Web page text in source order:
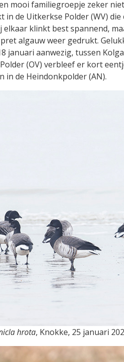
mooi familiegroepje zeker
in de Uitkerkse Polder (WV)
elkaar klinkt best spannend,
algauw weer gedrukt.
januari aanwezig, tussen
(OV) verbleef er kort
in de Heindonkpolder (AN).
hrota, Knokke, 25 januari